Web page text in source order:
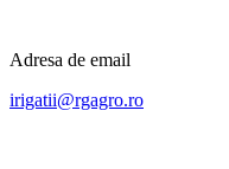
Adresa de email
irigatii@rgagro.ro